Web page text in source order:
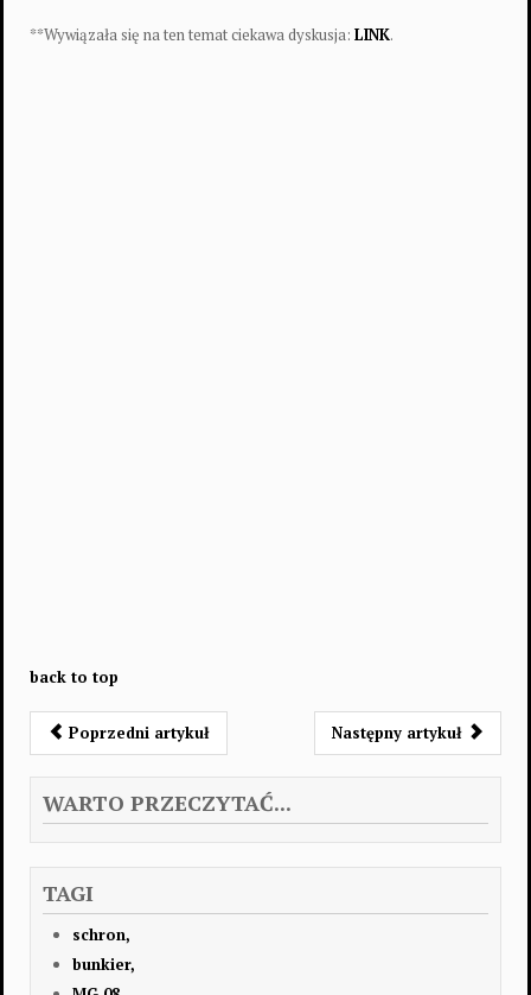
**Wywiązała się na ten temat ciekawa dyskusja: LINK.
back to top
Poprzedni artykuł Następny artykuł
WARTO PRZECZYTAĆ...
TAGI
schron,
bunkier,